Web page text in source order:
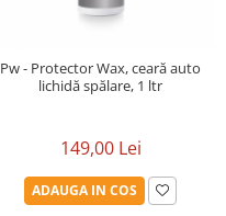
Pw - Protector Wax, ceară auto
lichidă spălare, 1 ltr
149,00 Lei
ADAUGA IN COS